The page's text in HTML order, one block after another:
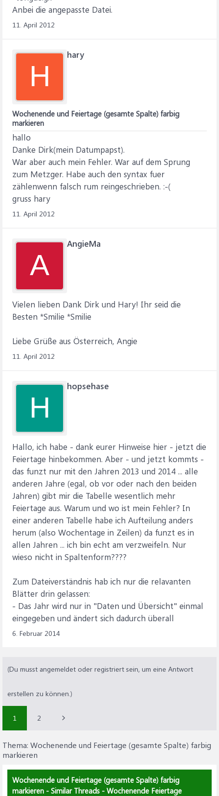
Anbei die angepasste Datei.
11. April 2012
H
hary
Wochenende und Feiertage (gesamte Spalte) farbig
markieren
hallo
Danke Dirk(mein Datumpapst).
War aber auch mein Fehler. War auf dem Sprung
zum Metzger. Habe auch den syntax fuer
zählenwenn falsch rum reingeschrieben. :-(
gruss hary
11. April 2012
A
AngieMa
Vielen lieben Dank Dirk und Hary! Ihr seid die
Besten *Smilie *Smilie
Liebe Grüße aus Österreich, Angie
11. April 2012
H
hopsehase
Hallo, ich habe - dank eurer Hinweise hier - jetzt die
Feiertage hinbekommen. Aber - und jetzt kommts -
das funzt nur mit den Jahren 2013 und 2014 ... alle
anderen Jahre (egal, ob vor oder nach den beiden
Jahren) gibt mir die Tabelle wesentlich mehr
Feiertage aus. Warum und wo ist mein Fehler? In
einer anderen Tabelle habe ich Aufteilung anders
herum (also Wochentage in Zeilen) da funzt es in
allen Jahren ... ich bin echt am verzweifeln. Nur
wieso nicht in Spaltenform????
Zum Dateiverständnis hab ich nur die relavanten
Blätter drin gelassen:
- Das Jahr wird nur in "Daten und Übersicht" einmal
eingegeben und ändert sich dadurch überall
6. Februar 2014
(Du musst angemeldet oder registriert sein, um eine Antwort
erstellen zu können.)
1 2
Thema: Wochenende und Feiertage (gesamte Spalte) farbig
markieren
Wochenende und Feiertage (gesamte Spalte) farbig
markieren - Similar Threads - Wochenende Feiertage